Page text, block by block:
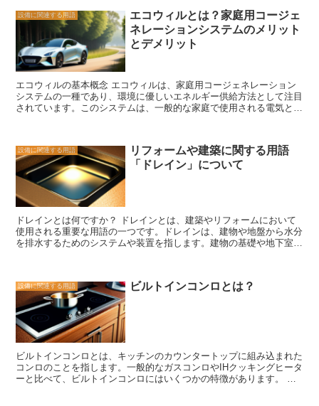
て、非常に便利なスペースです。自転車を長く美しく保つためには、
適切な保護が必要です。サイクルポートは、その保護を提供するだけ
でなく、自転車の安全性も高めることができます。自転車を所有して
いる人々にとって、サイクルポートは欠かせない存在と言えるでしょ
う。
外部の環境から保護する役割を果たしています。屋外に設置される場
合は、雨や風、紫外線などの影響からメーターを守ります。また、防
犯上の観点からも重要な役割を果たしており、不正な操作や盗難から
メーターを守る役割もあります。 2. 測定データの集約 メーターボッ
クスには、各戸のメーターからの測定データを集約する機能がありま
す。これにより、管理会社や供給事業者は、一箇所から全戸の使用量
や料金を確認することができます。また、メーターボックスには通信
機能が備わっている場合もあり、遠隔でデータを収集することが可能
です。 3. 安全確保 メーターボックスには、電気やガス、水道などの
供給を制御するための安全装置が設置されています。例えば、電気の
リスクを低減する役割を果たしています。 以上のように、メーター
ボックスは共同住宅において重要な役割を果たしています。メーター
の保護や測定データの集約、安全確保など、住民の利便性や安全性を
確保するために欠かせない存在です。適切な管理と定期的な点検・メ
ンテナンスが行われることで、円滑な供給と安全な生活環境を提供す
ることができます。
設備に関連する用語
エコウィルとは？家庭用コージェ
ネレーションシステムのメリット
とデメリット
エコウィルの基本概念 エコウィルは、家庭用コージェネレーション
システムの一種であり、環境に優しいエネルギー供給方法として注目
されています。このシステムは、一般的な家庭で使用される電気と熱
電過程でエネルギーの損失が発生し、効率が低下します。一方、エコ
ウィルは家庭内で電気を発生させるため、送電損失を最小限に抑える
ことができます。 また、エコウィルは熱も同時に生み出すことがで
きます。この熱は、家庭の暖房や給湯に利用することができます。従
来の暖房方法では、燃料を燃やして熱を生み出すため、効率が低くエ
ネルギーの無駄が生じます。しかし、エコウィルは電気の発生過程で
生じる熱を利用するため、効率的な暖房が可能です。 エコウィルの
利点は、まずエネルギーの効率的な利用にあります。送電損失を抑え
ることで、より少ないエネルギーで家庭の電力需要を満たすことがで
デメリットも存在します。まず、導入コストが高いことが挙げられま
す。エコウィルは高度な技術を使用しており、設置やメンテナンスに
も専門知識が必要です。そのため、初期投資が大きくなる可能性があ
ります。 また、エコウィルは家庭の電力需要に応じて設計されてい
るため、大規模な電力需要がある場合には十分な供給ができない可能
性があります。そのため、家庭の電力需要を正確に把握し、適切なサ
しいエネルギー供給方法として注目されていますが、利点とデメリッ
トを理解した上で導入を検討することが重要です。エネルギーの効率
的な利用と環境への負荷の軽減を目指す方にとって、エコウィルは魅
設備に関連する用語
リフォームや建築に関する用語
「ドレイン」について
ドレインとは何ですか？ ドレインとは、建築やリフォームにおいて
使用される重要な用語の一つです。ドレインは、建物や地盤から水分
を排水するためのシステムや装置を指します。建物の基礎や地下室な
じる可能性があります。ドレインは、これらの水分を効果的に排水
し、建物を守る役割を果たします。 ドレインの種類には、フレンチ
ドレインやサンプドレインなどがあります。フレンチドレインは、地
下に埋設された排水管で構成されており、地下水を集めて排水する仕
組みです。一方、サンプドレインは、建物の基礎周辺に設置される排
水管で、地下水を効果的に排水する役割を果たします。 ドレインの
設置は、建築やリフォームの際に重要な要素となります。適切なドレ
インの設置により、建物や地盤の水害を防ぐことができます。また、
ドレインの定期的なメンテナンスも重要です。詰まりや劣化が起こる
設備に関連する用語 ビルトインコンロとは？
ビルトインコンロとは、キッチンのカウンタートップに組み込まれた
コンロのことを指します。一般的なガスコンロやIHクッキングヒータ
ーと比べて、ビルトインコンロにはいくつかの特徴があります。 ま